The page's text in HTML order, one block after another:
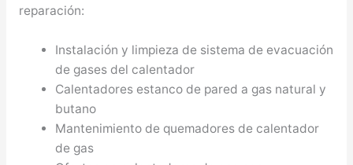
reparación:
Instalación y limpieza de sistema de evacuación
de gases del calentador
Calentadores estanco de pared a gas natural y
butano
Mantenimiento de quemadores de calentador
de gas